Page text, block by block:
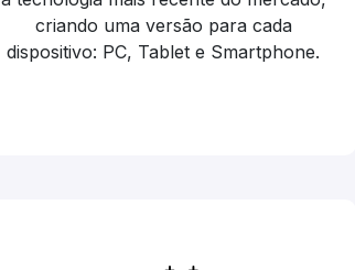
criando uma versão para cada
dispositivo: PC, Tablet e Smartphone.